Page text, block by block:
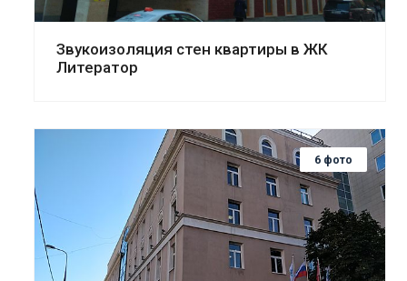
Звукоизоляция стен квартиры в ЖК
Литератор
6 фото
Смотреть проект